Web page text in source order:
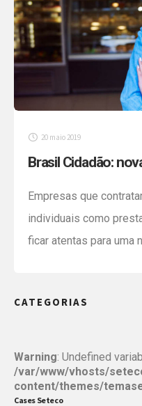
de burocracias e
20 maio 2019
Brasil Cidadão:
Empresas que
individuais como
ficar atentas para uma
cadastro na plataforma
proporcionar maior
governo. MEIs […]
CATEGORIAS
Warning: Undefined
/var/www/vhosts/
content/themes/
Cases Seteco